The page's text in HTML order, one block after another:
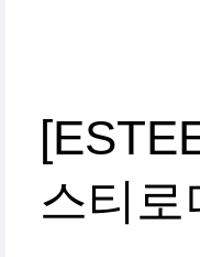
스티로